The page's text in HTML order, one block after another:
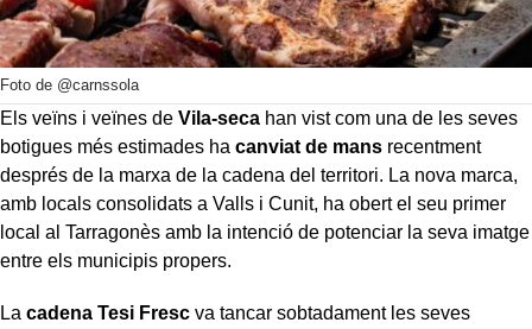
Foto de @carnssola
Els veïns i veïnes de Vila-seca han vist com una de les seves
botigues més estimades ha canviat de mans recentment
després de la marxa de la cadena del territori. La nova marca,
amb locals consolidats a Valls i Cunit, ha obert el seu primer
local al Tarragonès amb la intenció de potenciar la seva imatge
entre els municipis propers.
La cadena Tesi Fresc va tancar sobtadament les seves